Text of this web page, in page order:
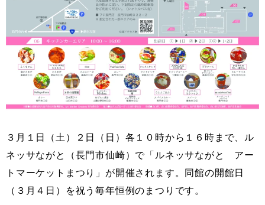
３月１日（土）２日（日）各１０時から１６時まで、ル
ネッサながと（長門市仙崎）で「ルネッサながと アー
トマーケットまつり」が開催されます。同館の開館日
（３月４日）を祝う毎年恒例のまつりです。